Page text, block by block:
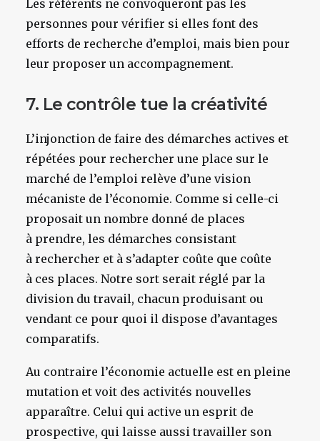
Les référents ne convoqueront pas les
personnes pour vérifier si elles font des
efforts de recherche d’emploi, mais bien pour
leur proposer un accompagnement.
7. Le contrôle tue la créativité
L’injonction de faire des démarches actives et
répétées pour rechercher une place sur le
marché de l’emploi relève d’une vision
mécaniste de l’économie. Comme si celle-ci
proposait un nombre donné de places
à prendre, les démarches consistant
à rechercher et à s’adapter coûte que coûte
à ces places. Notre sort serait réglé par la
division du travail, chacun produisant ou
vendant ce pour quoi il dispose d’avantages
comparatifs.
Au contraire l’économie actuelle est en pleine
mutation et voit des activités nouvelles
apparaître. Celui qui active un esprit de
prospective, qui laisse aussi travailler son